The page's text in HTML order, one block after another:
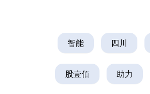
智能 四川
股壹佰 助力